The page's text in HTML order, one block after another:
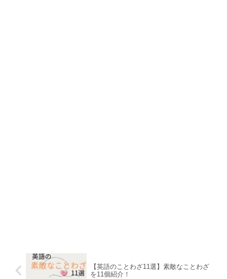
【英語のことわざ11選】素敵なことわざ
を11個紹介！